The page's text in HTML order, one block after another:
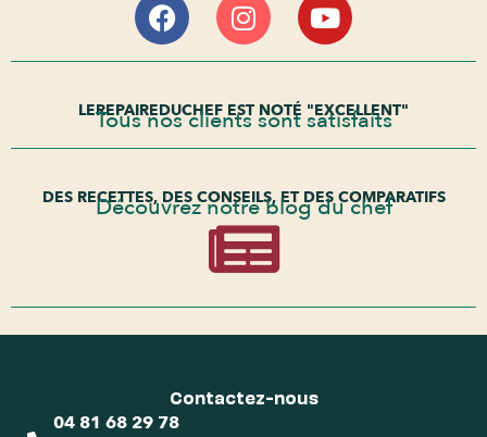
LEREPAIREDUCHEF EST NOTÉ "EXCELLENT"
Tous nos clients sont satisfaits
DES RECETTES, DES CONSEILS, ET DES COMPARATIFS
Découvrez notre blog du chef
Contactez-nous
04 81 68 29 78